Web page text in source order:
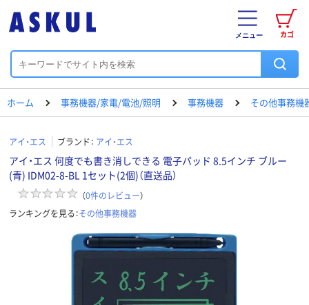
カゴ
メニュー
ホーム 事務機器/家電/電池/照明 事務機器 その他事務機
アイ・エス ブランド： アイ・エス
アイ・エス 何度でも書き消しできる 電子パッド 8.5インチ ブルー
(青) IDM02-8-BL 1セット(2個)（直送品）
（0件のレビュー）
ランキングを見る：その他事務機器